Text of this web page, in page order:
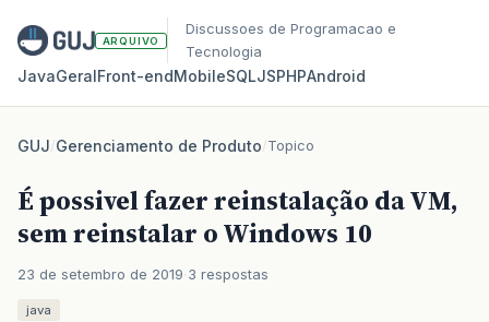
ARQUIVO
Discussoes de Programacao e
Tecnologia
JavaGeralFront‑endMobileSQLJSPHPAndroid
GUJ/Gerenciamento de Produto/Topico
É possivel fazer reinstalação da VM,
sem reinstalar o Windows 10
23 de setembro de 2019 3 respostas
java